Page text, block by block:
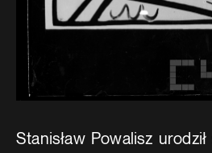
Stanisław Powalisz